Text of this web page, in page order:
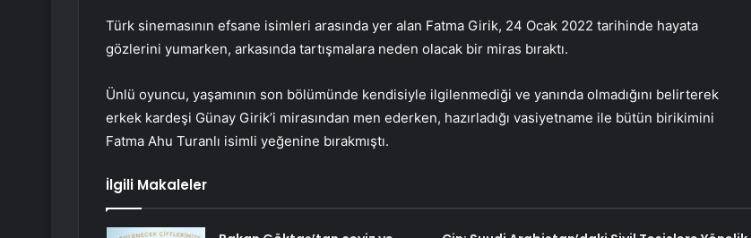
Türk sinemasının efsane isimleri arasında yer alan Fatma Girik, 24 Ocak 2022 tarihinde hayata
gözlerini yumarken, arkasında tartışmalara neden olacak bir miras bıraktı.
Ünlü oyuncu, yaşamının son bölümünde kendisiyle ilgilenmediği ve yanında olmadığını belirterek
erkek kardeşi Günay Girik’i mirasından men ederken, hazırladığı vasiyetname ile bütün birikimini
Fatma Ahu Turanlı isimli yeğenine bırakmıştı.
İlgili Makaleler